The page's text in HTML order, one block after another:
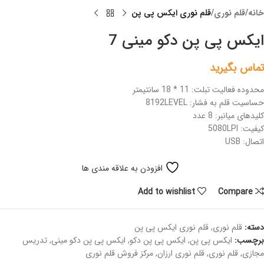
خانه قلم نوری قلم نوری ایکس پی پن
ایکس پی پن دکو مینی 7
تماس بگیرید
محدوده فعالیت تبلت: 11 * 18 سانتیمتر
حساسیت قلم به فشار: 8192LEVEL
کلیدهای میانبر: 8 عدد
کیفیت: 5080LPI
اتصال: USB
افزودن به علاقه مندی ها
Compare
Add to wishlist
دسته: قلم نوری,قلم نوری ایکس پی پن
برچسب: ایکس پی پن, ایکس پی پن دکو, ایکس پی پن دکو مینی,تدریس
مجازی,قلم نوری,قلم نوری ارزان,مرکز فروش قلم نوری